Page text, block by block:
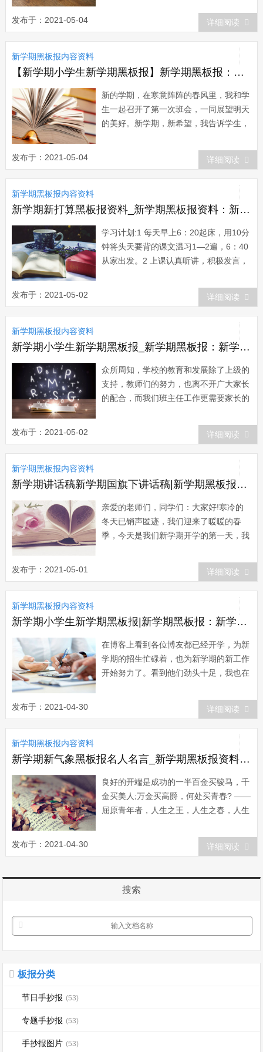
育观念，转变教育行为。为幼儿提供安
全、健康、丰富的生活和活动环境，满足
幼儿多方面发展的需要，尊重幼儿身心发
展的特点和规律，关注个别差异，坚持保
教并重，充分...
发布于：2021-05-04 详细阅读
新学期黑板报内容资料
【新学期小学生新学期黑板报】新学期黑板报：新学期新班会
新的学期，在寒意阵阵的春风里，我和学
生一起召开了第一次班会，一同展望明天
的美好。新学期，新希望，我告诉学生，
笑脸。同时，希望同学们向老师敞开心
扉，偶尔的撒一下娇，让老师也享受享受
全班同学前呼后拥的幸福。请告诉告诉老
师你们的烦恼，我们大家一起承担。新学
期，新希望...
发布于：2021-05-04 详细阅读
新学期黑板报内容资料
新学期新打算黑板报资料_新学期黑板报资料：新学期学习计划
学习计划:1 每天早上6：20起床，用10分
钟将头天要背的课文温习1—2遍，6：40
从家出发。2 上课认真听讲，积极发言，
案，认真对待每一门课。4 写完作业后，
复习当天的内容并预习第二天上课的内
容。5 对于副课及历史、地理、生物每学
发布于：2021-05-02 详细阅读
新学期黑板报内容资料
新学期小学生新学期黑板报_新学期黑板报：新学期家访“三不宜”
众所周知，学校的教育和发展除了上级的
支持，教师们的努力，也离不开广大家长
的配合，而我们班主任工作更需要家长的
能取得家长们积极配合，特别是有效的家
访，对学生的教育可起到事半功倍的作
用，如何在家访时取得家长的信任和支持
发布于：2021-05-02 详细阅读
新学期黑板报内容资料
新学期讲话稿新学期国旗下讲话稿|新学期黑板报：新学期国旗下讲话
亲爱的老师们，同学们：大家好!寒冷的
冬天已销声匿迹，我们迎来了暖暖的春
季，今天是我们新学期开学的第一天，我
个愉快的寒假，往日的老朋友相聚在熟悉
的校园，也迎来了吉祥如意的虎年。首先
祝同学们在新的一年里，学得轻松，学得
愉快，学有所成。记得有一首歌里唱道：
&ldqu...
发布于：2021-05-01 详细阅读
新学期黑板报内容资料
新学期小学生新学期黑板报|新学期黑板报：新学期我要远行
在博客上看到各位博友都已经开学，为新
学期的招生忙碌着，也为新学期的新工作
开始努力了。看到他们劲头十足，我也在
末，也该整装待发，准备开学了。新学期
面对新的面孔，针对新的工作，我也该好
好梳理一下，为新学期定个计划做个打算
了。新学期我准备做好以下几点：课堂教
学工作：...
发布于：2021-04-30 详细阅读
新学期黑板报内容资料
新学期新气象黑板报名人名言_新学期黑板报资料：新学期名人名言
良好的开端是成功的一半百金买骏马，千
金买美人;万金买高爵，何处买青春? ——
屈原青年者，人生之王，人生之春，人生
不再来。 —— 林宽白发无凭吾老矣!青春
不再汝知乎?年将弱冠非童子，学不...
发布于：2021-04-30 详细阅读
搜索
板报分类
节日手抄报 (53)
专题手抄报 (53)
手抄报图片 (53)